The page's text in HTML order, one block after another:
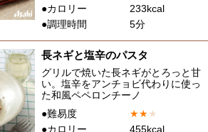
●カロリー
233kcal
●調理時間
5分
長ネギと塩辛のパスタ
グリルで焼いた長ネギがとろっと甘
い。塩辛をアンチョビ代わりに使っ
た和風ペペロンチーノ
●難易度
★★★
●カロリー
455kcal